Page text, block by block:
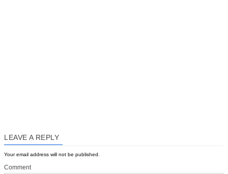
LEAVE A REPLY
Your email address will not be published.
Comment